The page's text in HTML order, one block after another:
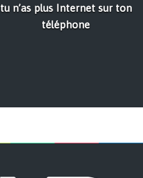
tu n’as plus Internet sur ton
téléphone